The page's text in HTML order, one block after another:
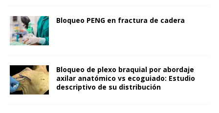
Bloqueo PENG en fractura de cadera
Bloqueo de plexo braquial por abordaje
axilar anatómico vs ecoguiado: Estudio
descriptivo de su distribución